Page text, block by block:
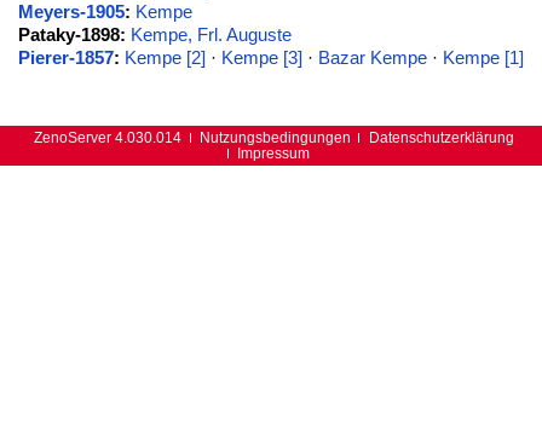
Meyers-1905: Kempe
Pataky-1898: Kempe, Frl. Auguste
Pierer-1857: Kempe [2] · Kempe [3] · Bazar Kempe· Kempe [1]
ZenoServer 4.030.014 Nutzungsbedingungen
Datenschutzerklärung
Impressum